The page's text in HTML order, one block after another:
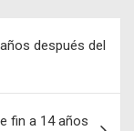
después del
fin a 14 años